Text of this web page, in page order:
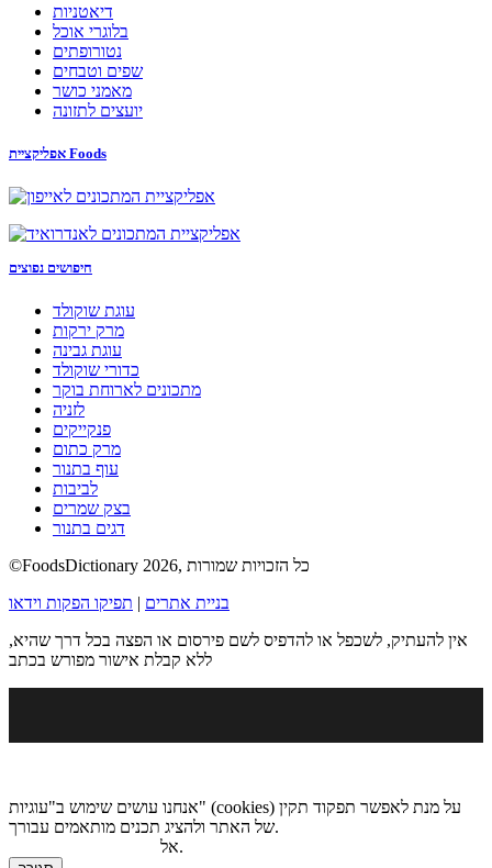
דיאטניות
בלוגרי אוכל
נטורופתים
שפים וטבחים
מאמני כושר
יועצים לתזונה
אפליקציית Foods
חיפושים נפוצים
עוגת שוקולד
מרק ירקות
עוגת גבינה
כדורי שוקולד
מתכונים לארוחת בוקר
לזניה
פנקייקים
מרק כתום
עוף בתנור
לביבות
בצק שמרים
דגים בתנור
©FoodsDictionary 2026, כל הזכויות שמורות
בניית אתרים | תפיקו הפקות וידאו
אין להעתיק, לשכפל או להדפיס לשם פירסום או הפצה בכל דרך שהיא,
ללא קבלת אישור מפורש בכתב
אנחנו עושים שימוש ב"עוגיות" (cookies) על מנת לאפשר תפקוד תקין
של האתר ולהציג תכנים מותאמים עבורך.
אל.